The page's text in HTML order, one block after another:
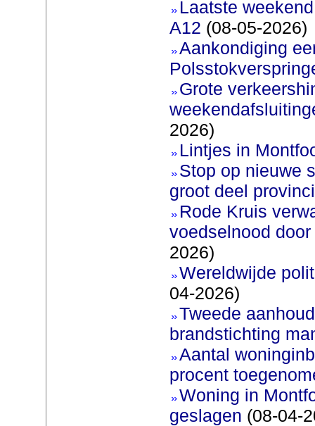
Laatste
A12 (08-05-2026)
Aankondiging
Grote
2026)
Lintjes in
Stop op nieuwe
groot deel
Rode Kruis
voedselnood
2026)
Wereldwijde
04-2026)
Tweede
brandstichting
Aantal
procent
Woning in
geslagen (08-04-